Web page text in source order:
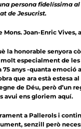
persona fidelíssima
de Jesucrist.
Mons. Joan-Enric Vives,
la honorable senyora
especialment de les
75 anys -quanta
que ara està estesa
de Déu, però d’un
avui ens gloriem aquí.
a Pallerols i
senzill però